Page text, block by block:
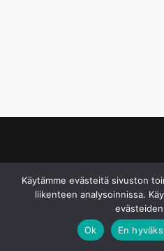
Käytämme evästeitä sivuston
liikenteen analysoinnissa.
Ok
En